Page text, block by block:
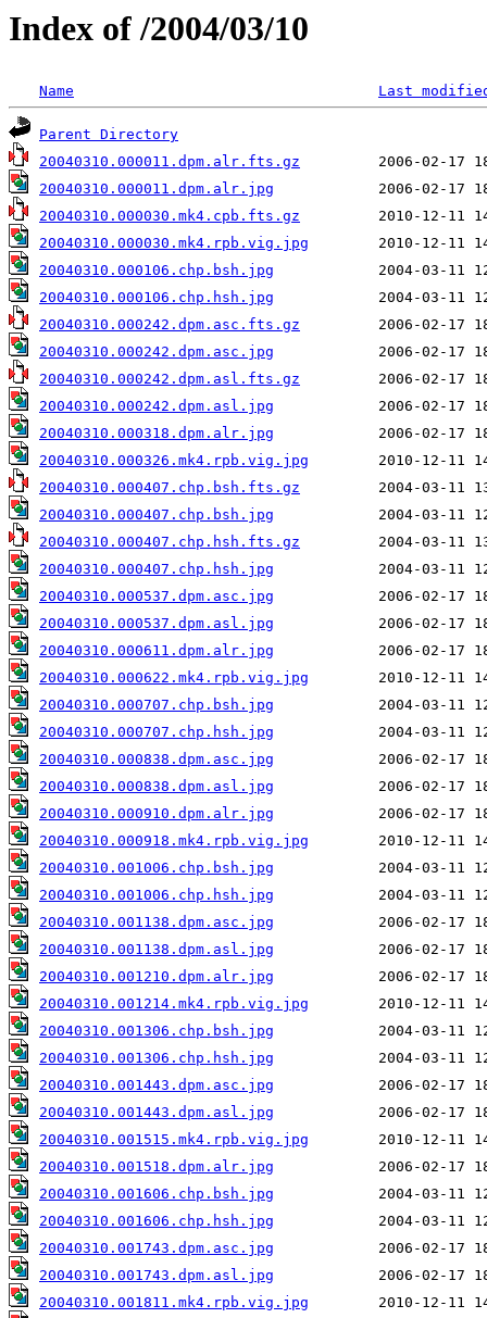
Index of /2004/03/10
Name Last
Parent Directory
20040310.000011.dpm.alr.fts.gz
20040310.000011.dpm.alr.jpg
20040310.000030.mk4.cpb.fts.gz
20040310.000030.mk4.rpb.vig.jpg
20040310.000106.chp.bsh.jpg
20040310.000106.chp.hsh.jpg
20040310.000242.dpm.asc.fts.gz
20040310.000242.dpm.asc.jpg
20040310.000242.dpm.asl.fts.gz
20040310.000242.dpm.asl.jpg
20040310.000318.dpm.alr.jpg
20040310.000326.mk4.rpb.vig.jpg
20040310.000407.chp.bsh.fts.gz
20040310.000407.chp.bsh.jpg
20040310.000407.chp.hsh.fts.gz
20040310.000407.chp.hsh.jpg
20040310.000537.dpm.asc.jpg
20040310.000537.dpm.asl.jpg
20040310.000611.dpm.alr.jpg
20040310.000622.mk4.rpb.vig.jpg
20040310.000707.chp.bsh.jpg
20040310.000707.chp.hsh.jpg
20040310.000838.dpm.asc.jpg
20040310.000838.dpm.asl.jpg
20040310.000910.dpm.alr.jpg
20040310.000918.mk4.rpb.vig.jpg
20040310.001006.chp.bsh.jpg
20040310.001006.chp.hsh.jpg
20040310.001138.dpm.asc.jpg
20040310.001138.dpm.asl.jpg
20040310.001210.dpm.alr.jpg
20040310.001214.mk4.rpb.vig.jpg
20040310.001306.chp.bsh.jpg
20040310.001306.chp.hsh.jpg
20040310.001443.dpm.asc.jpg
20040310.001443.dpm.asl.jpg
20040310.001515.mk4.rpb.vig.jpg
20040310.001518.dpm.alr.jpg
20040310.001606.chp.bsh.jpg
20040310.001606.chp.hsh.jpg
20040310.001743.dpm.asc.jpg
20040310.001743.dpm.asl.jpg
20040310.001811.mk4.rpb.vig.jpg